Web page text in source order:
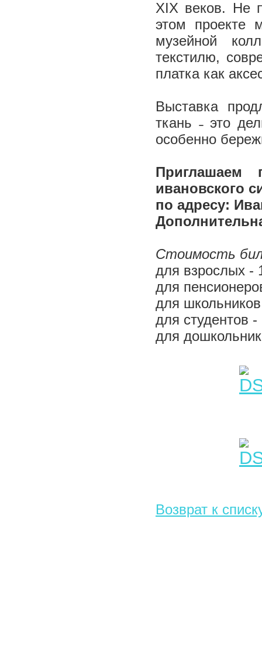
XIX веков. Не
этом проекте
музейной
текстилю,
платка как
Выставка
ткань ˗ это
особенно
ивановского
по адресу:
Стоимость
для взрослых -
для
для
для студентов
для
Возврат к